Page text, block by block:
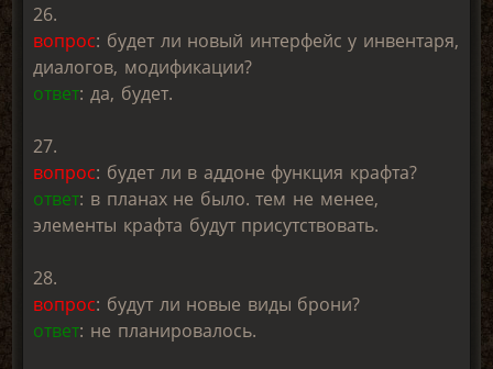
26.
вопрос: будет ли новый интерфейс у инвентаря,
диалогов, модификации?
ответ: да, будет.
27.
вопрос: будет ли в аддоне функция крафта?
ответ: в планах не было. тем не менее,
элементы крафта будут присутствовать.
28.
вопрос: будут ли новые виды брони?
ответ: не планировалось.